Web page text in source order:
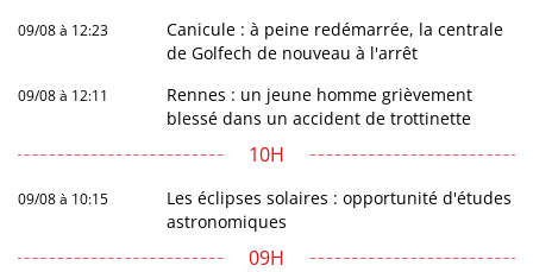
09/08 à 12:23
Canicule : à peine redémarrée, la centrale
de Golfech de nouveau à l'arrêt
09/08 à 12:11
Rennes : un jeune homme grièvement
blessé dans un accident de trottinette
10H
09/08 à 10:15
Les éclipses solaires : opportunité d'études
astronomiques
09H